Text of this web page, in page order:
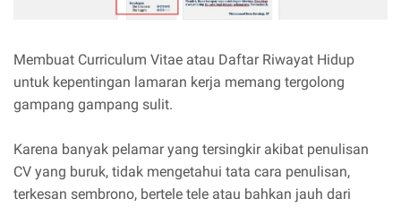
Membuat Curriculum Vitae atau Daftar Riwayat Hidup
untuk kepentingan lamaran kerja memang tergolong
gampang gampang sulit.
Karena banyak pelamar yang tersingkir akibat penulisan
CV yang buruk, tidak mengetahui tata cara penulisan,
terkesan sembrono, bertele tele atau bahkan jauh dari